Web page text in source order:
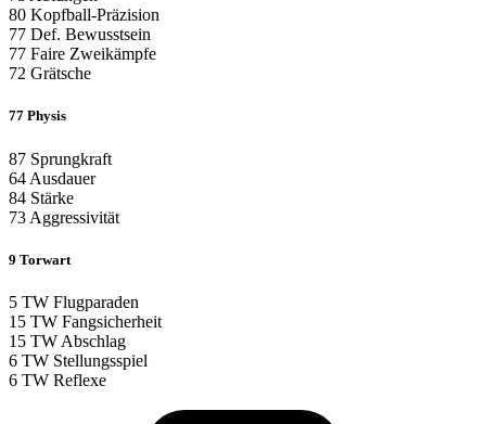
80 Kopfball-Präzision
77 Def. Bewusstsein
77 Faire Zweikämpfe
72 Grätsche
77 Physis
87 Sprungkraft
64 Ausdauer
84 Stärke
73 Aggressivität
9 Torwart
5 TW Flugparaden
15 TW Fangsicherheit
15 TW Abschlag
6 TW Stellungsspiel
6 TW Reflexe